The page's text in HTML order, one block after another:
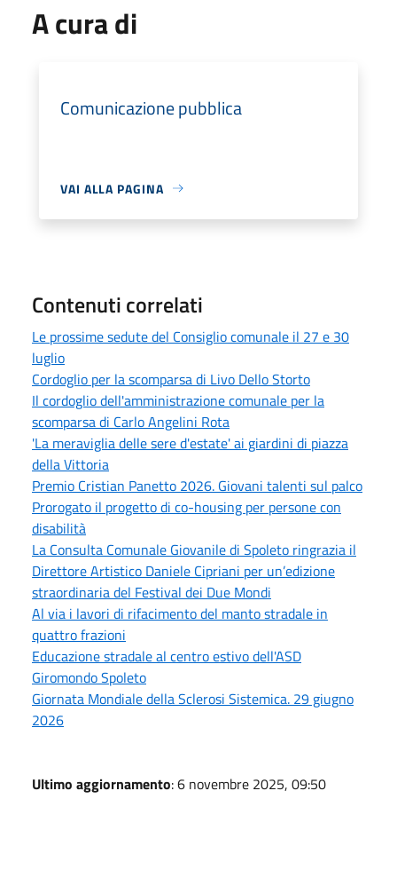
A cura di
Comunicazione pubblica
VAI ALLA PAGINA
Contenuti correlati
Le prossime sedute del Consiglio comunale il 27 e 30
luglio
Cordoglio per la scomparsa di Livo Dello Storto
Il cordoglio dell'amministrazione comunale per la
scomparsa di Carlo Angelini Rota
'La meraviglia delle sere d'estate' ai giardini di piazza
della Vittoria
Premio Cristian Panetto 2026. Giovani talenti sul palco
Prorogato il progetto di co-housing per persone con
disabilità
La Consulta Comunale Giovanile di Spoleto ringrazia il
Direttore Artistico Daniele Cipriani per un’edizione
straordinaria del Festival dei Due Mondi
Al via i lavori di rifacimento del manto stradale in
quattro frazioni
Educazione stradale al centro estivo dell'ASD
Giromondo Spoleto
Giornata Mondiale della Sclerosi Sistemica. 29 giugno
2026
Ultimo aggiornamento: 6 novembre 2025, 09:50